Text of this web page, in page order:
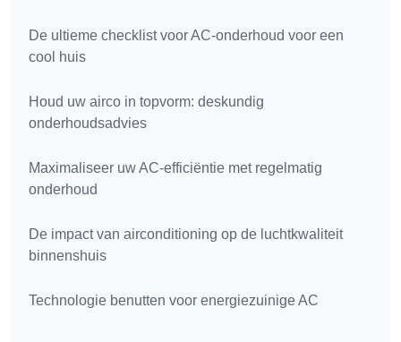
De ultieme checklist voor AC-onderhoud voor een
cool huis
Houd uw airco in topvorm: deskundig
onderhoudsadvies
Maximaliseer uw AC-efficiëntie met regelmatig
onderhoud
De impact van airconditioning op de luchtkwaliteit
binnenshuis
Technologie benutten voor energiezuinige AC